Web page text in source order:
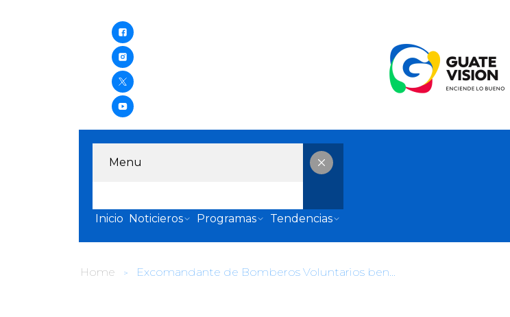
Menu
Inicio Noticieros Programas Tendencias
Home Excomandante de Bomberos Voluntarios benefició ilegalmente a empresa